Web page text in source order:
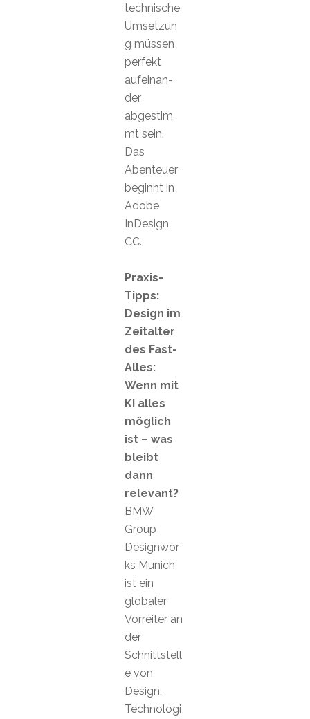
technische
Umsetzun
g müssen
perfekt
aufeinan-
der
abgestim
mt sein.
Das
Abenteuer
beginnt in
Adobe
InDesign
CC.
Praxis-
Tipps:
Design im
Zeitalter
des Fast-
Alles:
Wenn mit
KI alles
möglich
ist – was
bleibt
dann
relevant?
BMW
Group
Designwor
ks Munich
ist ein
globaler
Vorreiter an
der
Schnittstell
e von
Design,
Technologi